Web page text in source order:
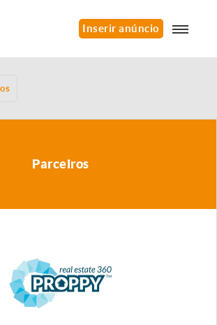
Inserir anúncio
Parceiros